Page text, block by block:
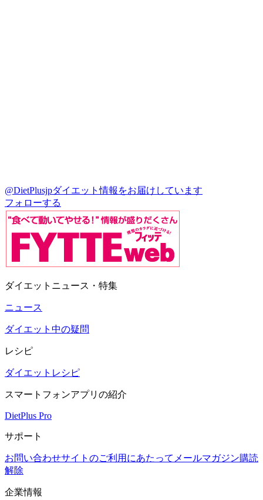
@DietPlusjpダイエット情報をお届けしています
フォローする
ダイエットニュース・特集
ニュース
ダイエット中の疑問
レシピ
ダイエットレシピ
スマートフォンアプリの紹介
DietPlus Pro
サポート
お問い合わせサイトのご利用にあたって メールマガジン購読
解除
企業情報